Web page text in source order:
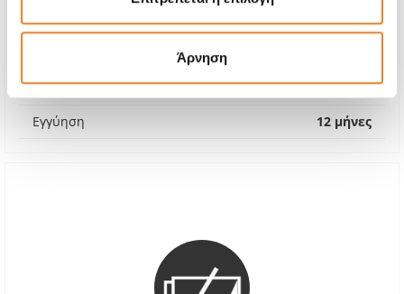
Άρνηση
Call
Χρόνος
1-2 ώρες
Εγγύηση
12 μήνες